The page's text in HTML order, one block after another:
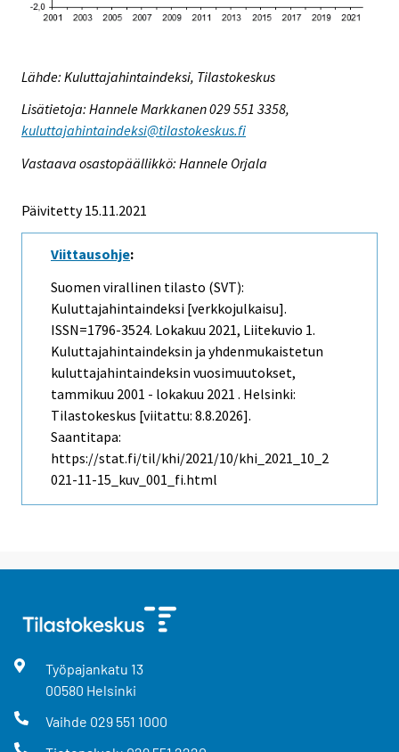
Lähde: Kuluttajahintaindeksi, Tilastokeskus
Lisätietoja: Hannele Markkanen 029 551 3358,
kuluttajahintaindeksi@tilastokeskus.fi
Vastaava osastopäällikkö: Hannele Orjala
Päivitetty 15.11.2021
Viittausohje:
Suomen virallinen tilasto (SVT):
Kuluttajahintaindeksi [verkkojulkaisu].
ISSN=1796-3524. Lokakuu 2021, Liitekuvio 1.
Kuluttajahintaindeksin ja yhdenmukaistetun
kuluttajahintaindeksin vuosimuutokset,
tammikuu 2001 - lokakuu 2021 . Helsinki:
Tilastokeskus [viitattu: 8.8.2026].
Saantitapa:
https://stat.fi/til/khi/2021/10/khi_2021_10_2
021-11-15_kuv_001_fi.html
Työpajankatu 13
00580 Helsinki
Vaihde 029 551 1000